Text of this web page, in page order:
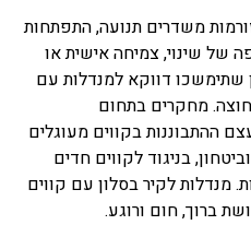
משדרים תנועה, התפתחות
של שינוי, צמיחה אישית או
שתימשכו דווקא למנדלות עם
מחקרים בתחום
ההתבוננות בקווים מעוגלים
בניגוד לקווים חדים
מנדלות לקיר בסלון עם קווים
ברוך, חום ורוגע.